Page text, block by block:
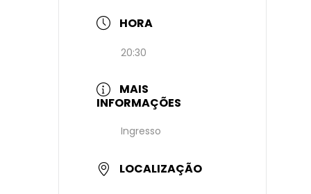
HORA
20:30
MAIS
INFORMAÇÕES
Ingresso
LOCALIZAÇÃO